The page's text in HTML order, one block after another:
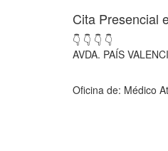
Cita Presencial
👇 👇 👇 👇
AVDA. PAÍS
Oficina de: Médico